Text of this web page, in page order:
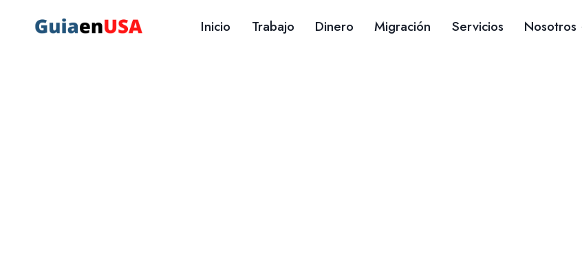
Inicio Trabajo Dinero Migración Servicios Nosotros